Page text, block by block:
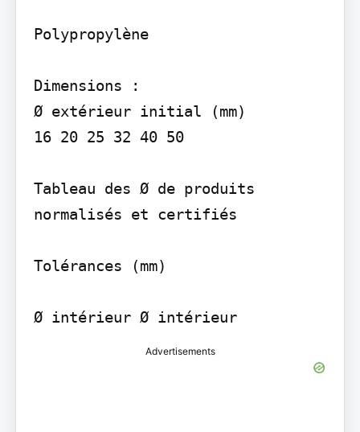
Polypropylène
Dimensions :
Ø extérieur initial (mm)
16 20 25 32 40 50
Tableau des Ø de produits
normalisés et certifiés
Tolérances (mm)
Ø intérieur Ø intérieur
Advertisements